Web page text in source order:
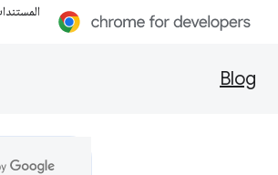
Blog